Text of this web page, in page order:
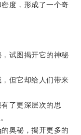
度，形成了一个奇
试图揭开它的神秘
但它却给人们带来
了更深层次的思
奥秘，揭开更多的